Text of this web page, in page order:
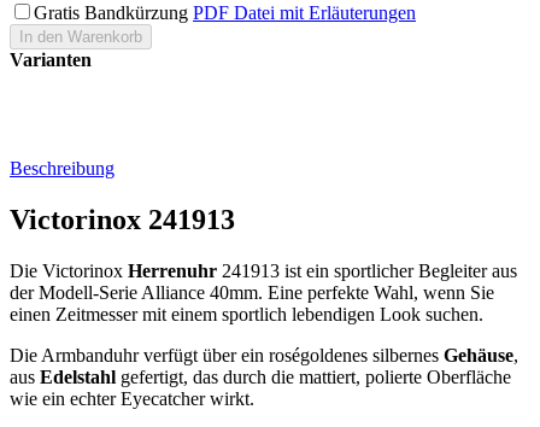
Gratis Bandkürzung PDF Datei mit Erläuterungen
In den Warenkorb
Varianten
Beschreibung
Victorinox 241913
Die Victorinox Herrenuhr 241913 ist ein sportlicher Begleiter aus
der Modell-Serie Alliance 40mm. Eine perfekte Wahl, wenn Sie
einen Zeitmesser mit einem sportlich lebendigen Look suchen.
Die Armbanduhr verfügt über ein roségoldenes silbernes Gehäuse,
aus Edelstahl gefertigt, das durch die mattiert, polierte Oberfläche
wie ein echter Eyecatcher wirkt.